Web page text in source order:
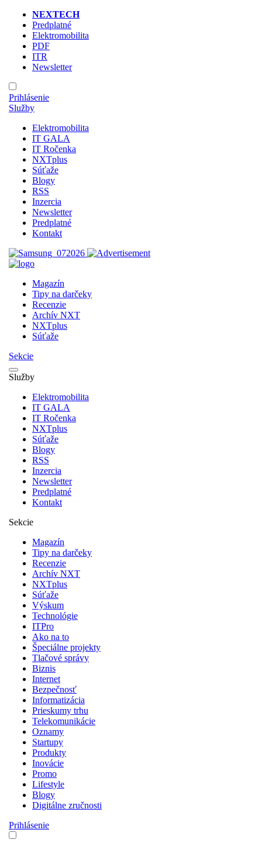
NEXTECH
Predplatné
Elektromobilita
PDF
ITR
Newsletter
Prihlásenie
Služby
Elektromobilita
IT GALA
IT Ročenka
NXTplus
Súťaže
Blogy
RSS
Inzercia
Newsletter
Predplatné
Kontakt
Magazín
Tipy na darčeky
Recenzie
Archív NXT
NXTplus
Súťaže
Sekcie
Služby
Elektromobilita
IT GALA
IT Ročenka
NXTplus
Súťaže
Blogy
RSS
Inzercia
Newsletter
Predplatné
Kontakt
Sekcie
Magazín
Tipy na darčeky
Recenzie
Archív NXT
NXTplus
Súťaže
Výskum
Technológie
ITPro
Ako na to
Špeciálne projekty
Tlačové správy
Biznis
Internet
Bezpečnosť
Informatizácia
Prieskumy trhu
Telekomunikácie
Oznamy
Startupy
Produkty
Inovácie
Promo
Lifestyle
Blogy
Digitálne zručnosti
Prihlásenie